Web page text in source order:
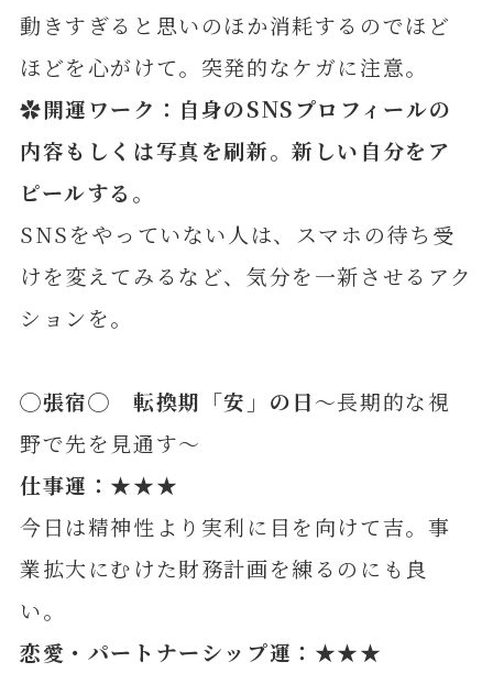
動きすぎると思いのほか消耗するのでほど
ほどを心がけて。突発的なケガに注意。
✿開運ワーク：自身のSNSプロフィールの
内容もしくは写真を刷新。新しい自分をア
ピールする。
SNSをやっていない人は、スマホの待ち受
けを変えてみるなど、気分を一新させるアク
ションを。
◯張宿◯ 転換期「安」の日～長期的な視
野で先を見通す～
仕事運：★★★
今日は精神性より実利に目を向けて吉。事
業拡大にむけた財務計画を練るのにも良
い。
恋愛・パートナーシップ運：★★★